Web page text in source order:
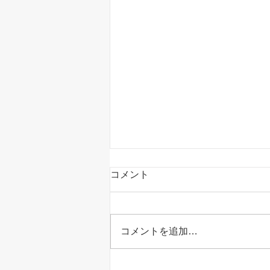
コメント
コメントを追加…